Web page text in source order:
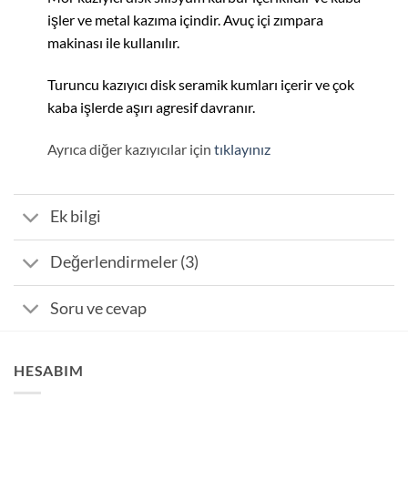
işler ve metal kazıma içindir. Avuç içi zımpara
makinası ile kullanılır.
Turuncu kazıyıcı disk seramik kumları içerir ve çok
kaba işlerde aşırı agresif davranır.
Ayrıca diğer kazıyıcılar için tıklayınız
Ek bilgi
Değerlendirmeler (3)
Soru ve cevap
HESABIM